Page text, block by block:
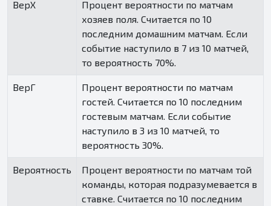
ВерХ
Процент вероятности по матчам
хозяев поля. Считается по 10
последним домашним матчам. Если
событие наступило в 7 из 10 матчей,
то вероятность 70%.
ВерГ
Процент вероятности по матчам
гостей. Считается по 10 последним
гостевым матчам. Если событие
наступило в 3 из 10 матчей, то
вероятность 30%.
Вероятность
Процент вероятности по матчам той
команды, которая подразумевается в
ставке. Считается по 10 последним